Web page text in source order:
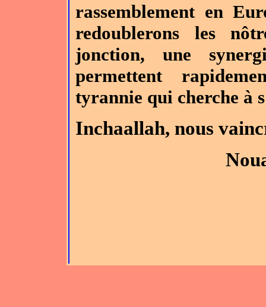
rassemblement en
redoublerons les
jonction, une
permettent
tyrannie qui cherche à
Inchaallah, nous